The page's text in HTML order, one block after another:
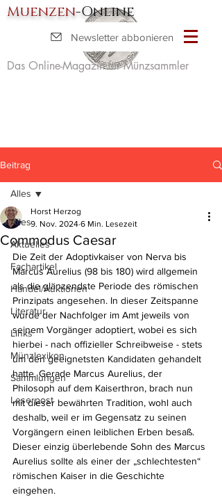
Muenzen-Online
Das Online-Magazin für Münzsammler
Newsletter abbonieren
Beitrag
Alles
Aktuelles
Fachartikel
Handel/Auktionen
Literatur
Links
Münzlexikon
Sammlungen
Leserpost
Alles
Commodus Caesar
Horst Herzog
9. Nov. 2024 6 Min. Lesezeit
Die Zeit der Adoptivkaiser von Nerva bis
Marcus Aurelius (98 bis 180) wird allgemein
als die glänzendste Periode des römischen
Prinzipats angesehen. In dieser Zeitspanne
wurde der Nachfolger im Amt jeweils von
seinem Vorgänger adoptiert, wobei es sich
hierbei - nach offizieller Schreibweise - stets
um den geeignetsten Kandidaten gehandelt
hatte. Gerade Marcus Aurelius, der
Philosoph auf dem Kaiserthron, brach nun
mit dieser bewährten Tradition, wohl auch
deshalb, weil er im Gegensatz zu seinen
Vorgängern einen leiblichen Erben besaß.
Dieser einzig überlebende Sohn des Marcus
Aurelius sollte als einer der „schlechtesten“
römischen Kaiser in die Geschichte
eingehen.